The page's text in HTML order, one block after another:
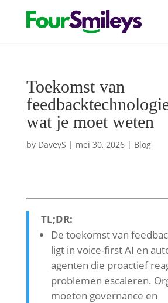
Toekomst van
wat je moet weten
by DaveyS | mei 30, 2026| Blog
TL;DR:
De toekomst van
ligt in voice-first AI en
agenten die proactief
problemen escaleren.
moeten governance en